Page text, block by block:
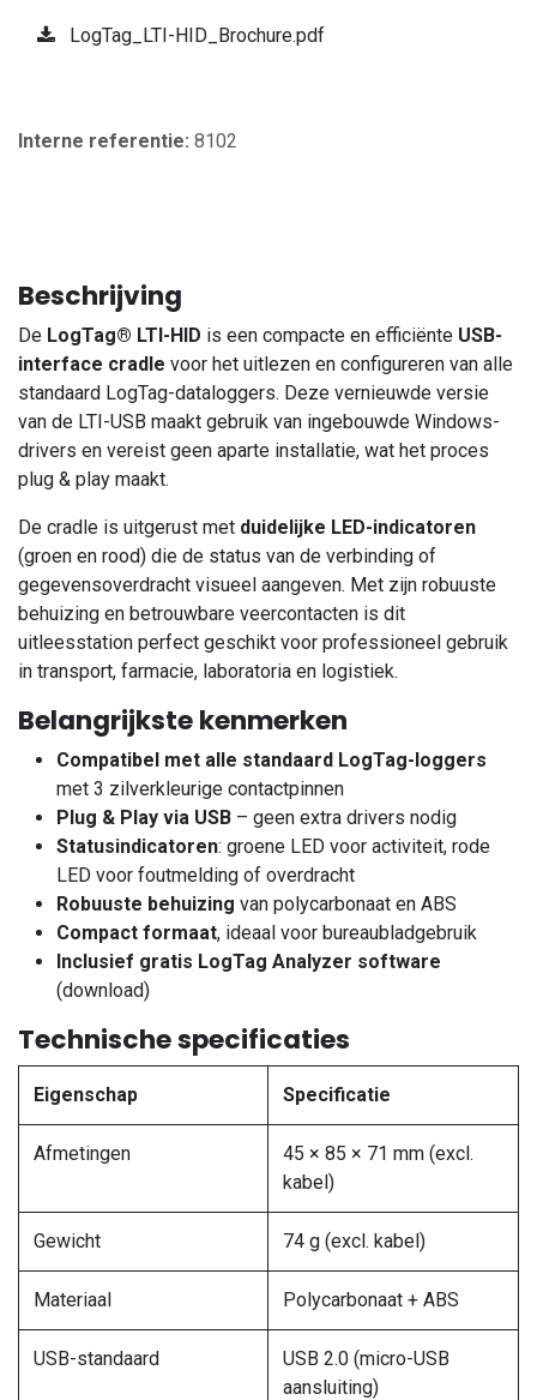
LogTag_LTI-HID_Brochure.pdf
Interne referentie: 8102
Beschrijving
De LogTag® LTI-HID is een compacte en efficiënte USB-
interface cradle voor het uitlezen en configureren van alle
standaard LogTag-dataloggers. Deze vernieuwde versie
van de LTI-USB maakt gebruik van ingebouwde Windows-
drivers en vereist geen aparte installatie, wat het proces
plug & play maakt.
De cradle is uitgerust met duidelijke LED-indicatoren
(groen en rood) die de status van de verbinding of
gegevensoverdracht visueel aangeven. Met zijn robuuste
behuizing en betrouwbare veercontacten is dit
uitleesstation perfect geschikt voor professioneel gebruik
in transport, farmacie, laboratoria en logistiek.
Belangrijkste kenmerken
Compatibel met alle standaard LogTag-loggers
met 3 zilverkleurige contactpinnen
Plug & Play via USB – geen extra drivers nodig
Statusindicatoren: groene LED voor activiteit, rode
LED voor foutmelding of overdracht
Robuuste behuizing van polycarbonaat en ABS
Compact formaat, ideaal voor bureaubladgebruik
Inclusief gratis LogTag Analyzer software
(download)
Technische specificaties
Eigenschap Specificatie
Afmetingen
45 × 85 × 71 mm (excl.
kabel)
Gewicht 74 g (excl. kabel)
Materiaal Polycarbonaat + ABS
USB-standaard
USB 2.0 (micro-USB
aansluiting)